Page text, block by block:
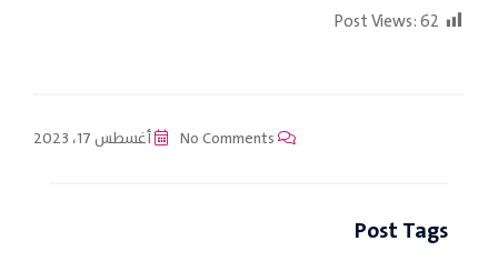
Post Views:62
أغسطس 17، 2023
Post Tags